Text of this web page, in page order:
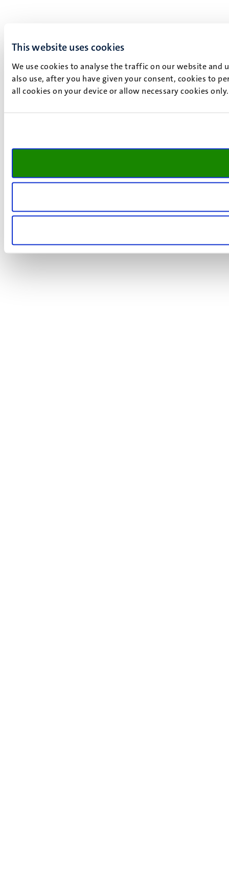
This website uses cookies
We use cookies to analyse the traffic on our website and
also use, after you have given your consent, cookies to
all cookies on your device or allow necessary cookies